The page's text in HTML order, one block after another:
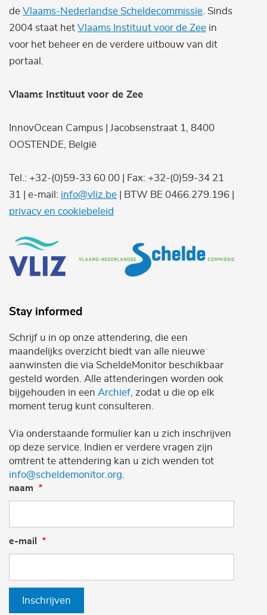
de Vlaams-Nederlandse Scheldecommissie . Sinds
2004 staat het Vlaams Instituut voor de Zee in
voor het beheer en de verdere uitbouw van dit
portaal.
Vlaams Instituut voor de Zee
InnovOcean Campus | Jacobsenstraat 1, 8400
OOSTENDE, België
Tel.: +32-(0)59-33 60 00 | Fax: +32-(0)59-34 21
31 | e-mail: info@vliz.be | BTW BE 0466.279.196 |
privacy en cookiebeleid
Stay informed
Schrijf u in op onze attendering, die een
maandelijks overzicht biedt van alle nieuwe
aanwinsten die via ScheldeMonitor beschikbaar
gesteld worden. Alle attenderingen worden ook
bijgehouden in een Archief , zodat u die op elk
moment terug kunt consulteren.
Via onderstaande formulier kan u zich inschrijven
op deze service. Indien er verdere vragen zijn
omtrent te attendering kan u zich wenden tot
info@scheldemonitor.org
naam
e-mail
Inschrijven